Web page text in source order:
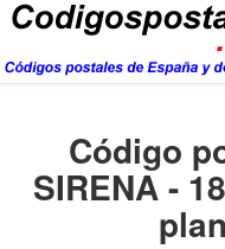
Código
SIRENA -